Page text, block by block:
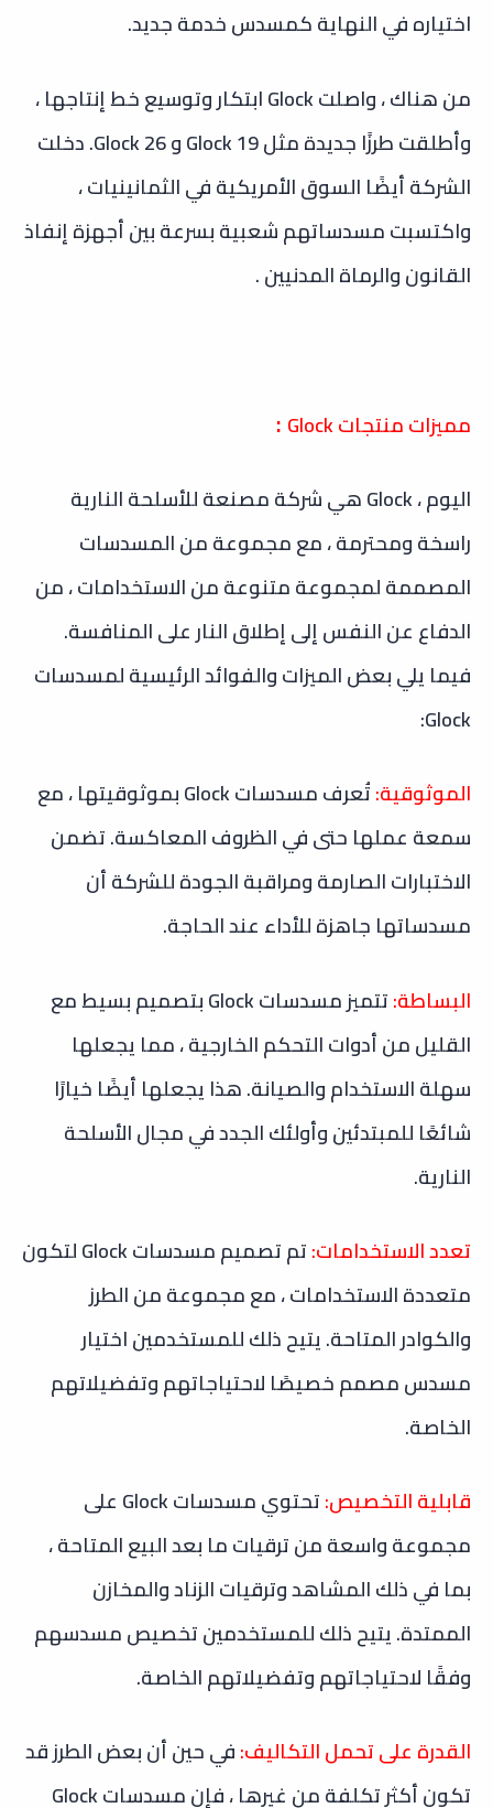
اختياره في النهاية كمسدس خدمة جديد.
من هناك ، واصلت Glock ابتكار وتوسيع خط إنتاجها ،
وأطلقت طرزًا جديدة مثل Glock 19 و Glock 26. دخلت
الشركة أيضًا السوق الأمريكية في الثمانينيات ،
واكتسبت مسدساتهم شعبية بسرعة بين أجهزة إنفاذ
القانون والرماة المدنيين .
مميزات منتجات Glock :
اليوم ، Glock هي شركة مصنعة للأسلحة النارية
راسخة ومحترمة ، مع مجموعة من المسدسات
المصممة لمجموعة متنوعة من الاستخدامات ، من
الدفاع عن النفس إلى إطلاق النار على المنافسة.
فيما يلي بعض الميزات والفوائد الرئيسية لمسدسات
Glock:
الموثوقية:
تُعرف مسدسات Glock بموثوقيتها ، مع
سمعة عملها حتى في الظروف المعاكسة. تضمن
الاختبارات الصارمة ومراقبة الجودة للشركة أن
مسدساتها جاهزة للأداء عند الحاجة.
البساطة:
تتميز مسدسات Glock بتصميم بسيط مع
القليل من أدوات التحكم الخارجية ، مما يجعلها
سهلة الاستخدام والصيانة. هذا يجعلها أيضًا خيارًا
شائعًا للمبتدئين وأولئك الجدد في مجال الأسلحة
النارية.
تعدد الاستخدامات:
تم تصميم مسدسات Glock لتكون
متعددة الاستخدامات ، مع مجموعة من الطرز
والكوادر المتاحة. يتيح ذلك للمستخدمين اختيار
مسدس مصمم خصيصًا لاحتياجاتهم وتفضيلاتهم
الخاصة.
قابلية التخصيص:
تحتوي مسدسات Glock على
مجموعة واسعة من ترقيات ما بعد البيع المتاحة ،
بما في ذلك المشاهد وترقيات الزناد والمخازن
الممتدة. يتيح ذلك للمستخدمين تخصيص مسدسهم
وفقًا لاحتياجاتهم وتفضيلاتهم الخاصة.
القدرة على تحمل التكاليف:في حين أن بعض الطرز قد
تكون أكثر تكلفة من غيرها ، فإن مسدسات Glock